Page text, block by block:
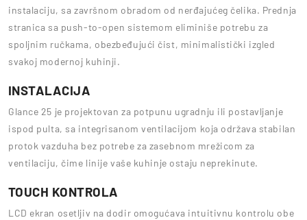
instalaciju, sa završnom obradom od nerđajućeg čelika. Prednja
stranica sa push-to-open sistemom eliminiše potrebu za
spoljnim ručkama, obezbeđujući čist, minimalistički izgled
svakoj modernoj kuhinji.
INSTALACIJA
Glance 25 je projektovan za potpunu ugradnju ili postavljanje
ispod pulta, sa integrisanom ventilacijom koja održava stabilan
protok vazduha bez potrebe za zasebnom mrežicom za
ventilaciju, čime linije vaše kuhinje ostaju neprekinute.
TOUCH KONTROLA
LCD ekran osetljiv na dodir omogućava intuitivnu kontrolu obe